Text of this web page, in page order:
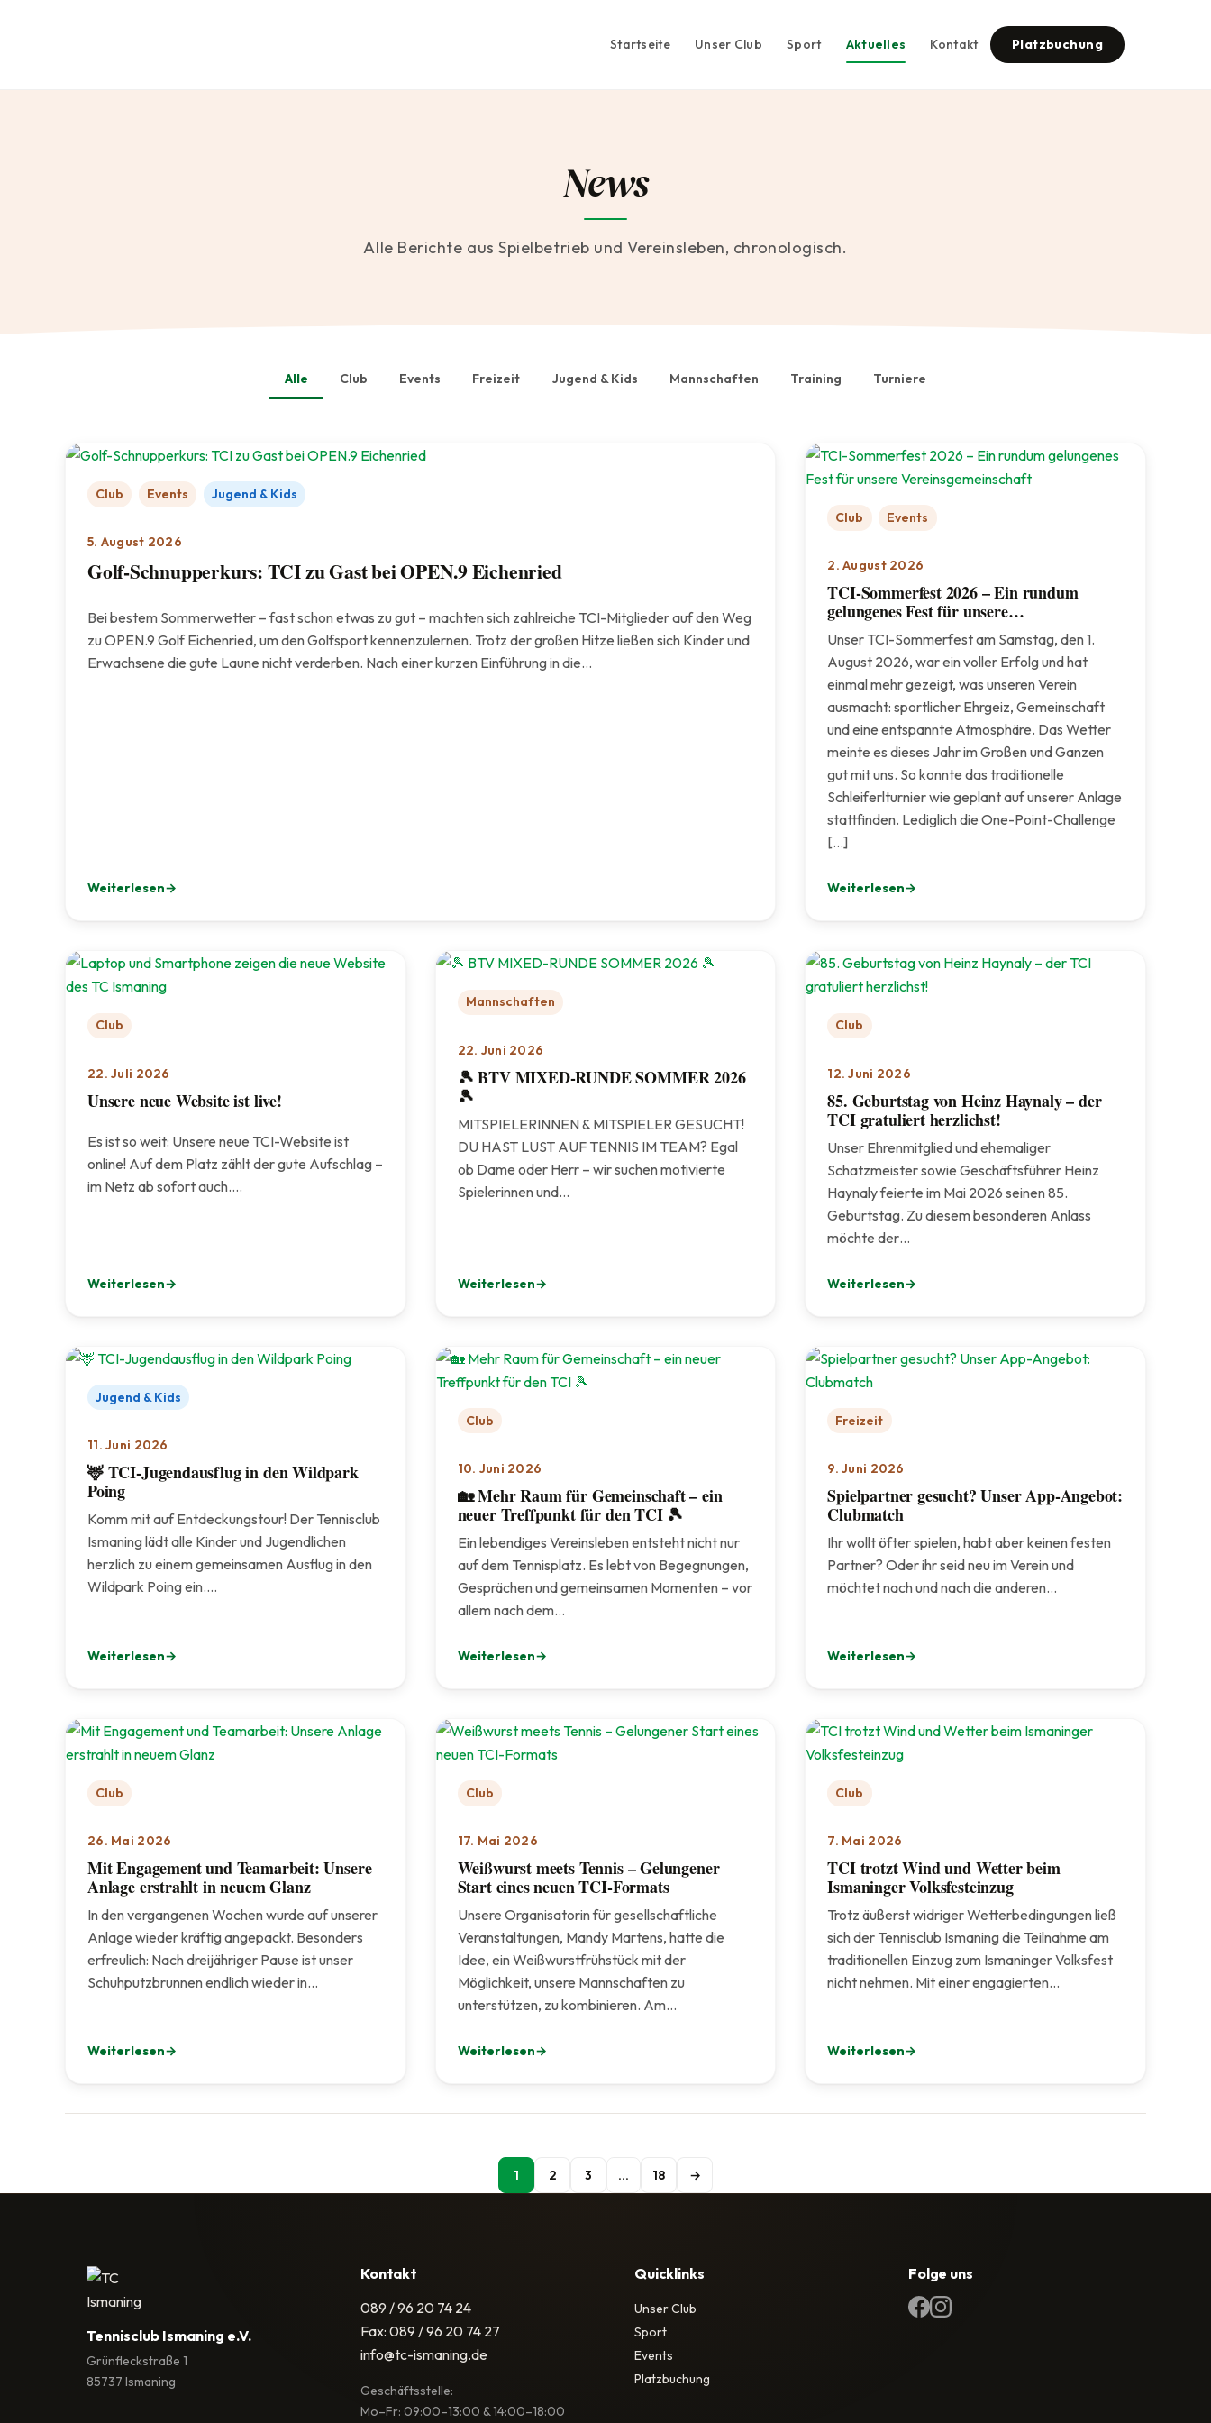
Startseite Unser Club Sport Aktuelles Kontakt Platzbuchung
News
Alle Berichte aus Spielbetrieb und Vereinsleben, chronologisch.
Alle Club Events Freizeit Jugend & Kids Mannschaften Training Turniere
Club Events Jugend & Kids
5. August 2026
Golf-Schnupperkurs: TCI zu Gast bei OPEN.9 Eichenried
Bei bestem Sommerwetter – fast schon etwas zu gut – machten sich zahlreiche TCI-Mitglieder auf den Weg
zu OPEN.9 Golf Eichenried, um den Golfsport kennenzulernen. Trotz der großen Hitze ließen sich Kinder und
Erwachsene die gute Laune nicht verderben. Nach einer kurzen Einführung in die…
Weiterlesen
: Golf-Schnupperkurs: TCI zu Gast bei OPEN.9 Eichenried
Club Events
2. August 2026
TCI-Sommerfest 2026 – Ein rundum
gelungenes Fest für unsere
Vereinsgemeinschaft
Unser TCI-Sommerfest am Samstag, den 1.
August 2026, war ein voller Erfolg und hat
einmal mehr gezeigt, was unseren Verein
ausmacht: sportlicher Ehrgeiz, Gemeinschaft
und eine entspannte Atmosphäre. Das Wetter
meinte es dieses Jahr im Großen und Ganzen
gut mit uns. So konnte das traditionelle
Schleiferlturnier wie geplant auf unserer Anlage
stattfinden. Lediglich die One-Point-Challenge
[…]
Weiterlesen
: TCI-Sommerfest 2026 – Ein rundum gelungenes Fest für
Club
22. Juli 2026
Unsere neue Website ist live!
Es ist so weit: Unsere neue TCI-Website ist
online! Auf dem Platz zählt der gute Aufschlag –
im Netz ab sofort auch.…
Weiterlesen
: Unsere neue Website ist live!
Mannschaften
22. Juni 2026
🎾 BTV MIXED-RUNDE SOMMER 2026
🎾
MITSPIELERINNEN & MITSPIELER GESUCHT!
DU HAST LUST AUF TENNIS IM TEAM? Egal
ob Dame oder Herr – wir suchen motivierte
Spielerinnen und…
Weiterlesen
: 🎾 BTV MIXED-RUNDE SOMMER 2026 🎾
Club
12. Juni 2026
85. Geburtstag von Heinz Haynaly – der
TCI gratuliert herzlichst!
Unser Ehrenmitglied und ehemaliger
Schatzmeister sowie Geschäftsführer Heinz
Haynaly feierte im Mai 2026 seinen 85.
Geburtstag. Zu diesem besonderen Anlass
möchte der…
Weiterlesen
: 85. Geburtstag von Heinz Haynaly – der TCI gratuliert
Jugend & Kids
11. Juni 2026
🦌 TCI-Jugendausflug in den Wildpark
Poing
Komm mit auf Entdeckungstour! Der Tennisclub
Ismaning lädt alle Kinder und Jugendlichen
herzlich zu einem gemeinsamen Ausflug in den
Wildpark Poing ein.…
Weiterlesen
: 🦌 TCI-Jugendausflug in den Wildpark Poing
Club
10. Juni 2026
🏡 Mehr Raum für Gemeinschaft – ein
neuer Treffpunkt für den TCI 🎾
Ein lebendiges Vereinsleben entsteht nicht nur
auf dem Tennisplatz. Es lebt von Begegnungen,
Gesprächen und gemeinsamen Momenten – vor
allem nach dem…
Weiterlesen
: 🏡 Mehr Raum für Gemeinschaft – ein neuer Treffpunkt für den TCI 🎾
Freizeit
9. Juni 2026
Spielpartner gesucht? Unser App-Angebot:
Clubmatch
Ihr wollt öfter spielen, habt aber keinen festen
Partner? Oder ihr seid neu im Verein und
möchtet nach und nach die anderen…
Weiterlesen
: Spielpartner gesucht? Unser App-Angebot: Clubmatch
Club
26. Mai 2026
Mit Engagement und Teamarbeit: Unsere
Anlage erstrahlt in neuem Glanz
In den vergangenen Wochen wurde auf unserer
Anlage wieder kräftig angepackt. Besonders
erfreulich: Nach dreijähriger Pause ist unser
Schuhputzbrunnen endlich wieder in…
Weiterlesen
: Mit Engagement und Teamarbeit: Unsere Anlage erstrahlt in neuem Glanz
Club
17. Mai 2026
Weißwurst meets Tennis – Gelungener
Start eines neuen TCI-Formats
Unsere Organisatorin für gesellschaftliche
Veranstaltungen, Mandy Martens, hatte die
Idee, ein Weißwurstfrühstück mit der
Möglichkeit, unsere Mannschaften zu
unterstützen, zu kombinieren. Am…
Weiterlesen
: Weißwurst meets Tennis – Gelungener Start eines neuen TCI-Formats
Club
7. Mai 2026
TCI trotzt Wind und Wetter beim
Ismaninger Volksfesteinzug
Trotz äußerst widriger Wetterbedingungen ließ
sich der Tennisclub Ismaning die Teilnahme am
traditionellen Einzug zum Ismaninger Volksfest
nicht nehmen. Mit einer engagierten…
Weiterlesen
: TCI trotzt Wind und Wetter beim Ismaninger
1 2 3 … 18 →
Tennisclub Ismaning e.V.
Grünfleckstraße 1
85737 Ismaning
Kontakt
089 / 96 20 74 24
Fax: 089 / 96 20 74 27
info@tc-ismaning.de
Geschäftsstelle:
Mo–Fr: 09:00–13:00 & 14:00–18:00
Quicklinks
Unser Club
Sport
Events
Platzbuchung
Folge uns